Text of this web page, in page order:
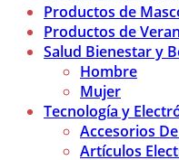
Productos de
Productos de
Salud Bienestar y
Hombre
Mujer
Tecnología y
Accesorios
Artículos